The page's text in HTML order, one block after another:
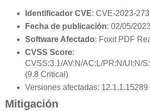
Identificador CVE: CVE-2023-
Fecha de publicación: 02/05/
Software Afectado: Foxit PDF
CVSS Score:
CVSS:3.1/AV:N/AC:L/PR:N/UI:N/
(9.8 Critical)
Versiones afectadas: 12.1.1.15289
Mitigación